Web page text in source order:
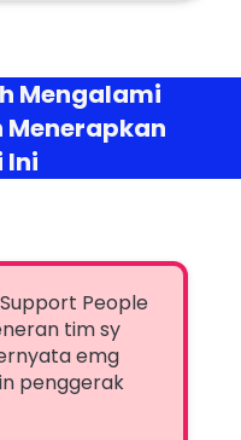
Mengalami
Menerapkan
Ini
People
tim sy
emg
penggerak